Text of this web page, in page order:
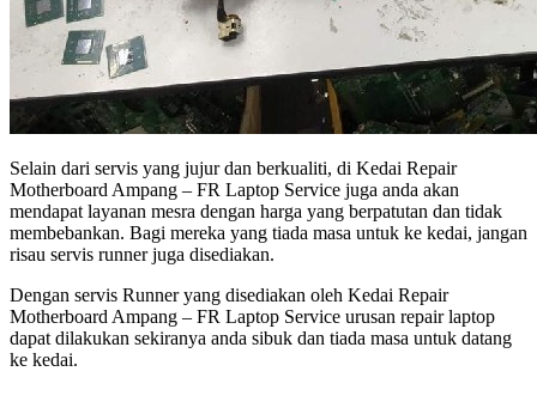
Selain dari servis yang jujur dan berkualiti, di Kedai Repair
Motherboard Ampang – FR Laptop Service juga anda akan
mendapat layanan mesra dengan harga yang berpatutan dan tidak
membebankan. Bagi mereka yang tiada masa untuk ke kedai, jangan
risau servis runner juga disediakan.
Dengan servis Runner yang disediakan oleh Kedai Repair
Motherboard Ampang – FR Laptop Service urusan repair laptop
dapat dilakukan sekiranya anda sibuk dan tiada masa untuk datang
ke kedai.